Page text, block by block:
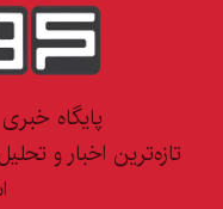
پایگاه
تازه‌ترین اخبار و